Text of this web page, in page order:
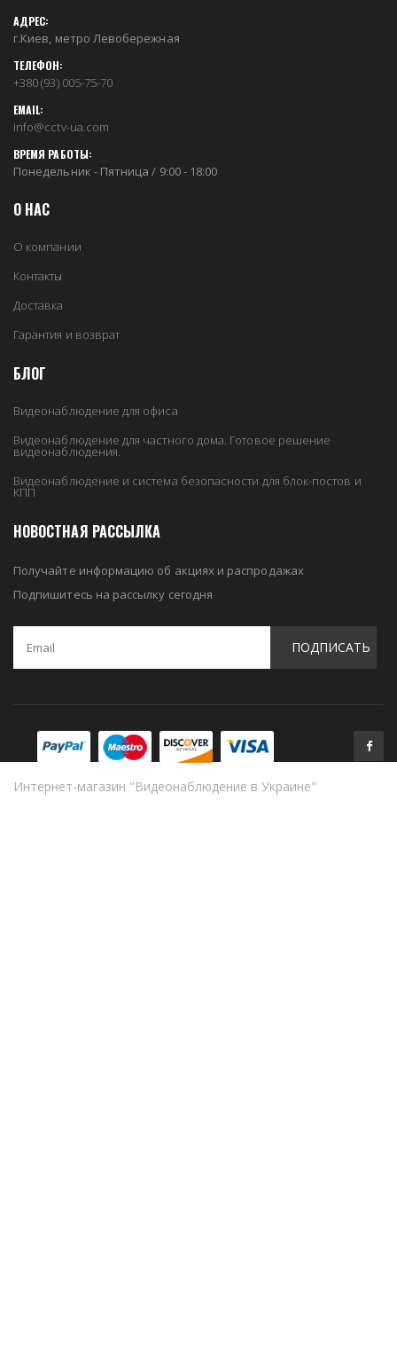
АДРЕС:
г.Киев, метро Левобережная
ТЕЛЕФОН:
+380 (93) 005-75-70
EMAIL:
info@cctv-ua.com
ВРЕМЯ РАБОТЫ:
Понедельник - Пятница / 9:00 - 18:00
О НАС
О компании
Контакты
Доставка
Гарантия и возврат
БЛОГ
Видеонаблюдение для офиса
Видеонаблюдение для частного дома. Готовое решение
видеонаблюдения.
Видеонаблюдение и система безопасности для блок-постов и
КПП
НОВОСТНАЯ РАССЫЛКА
Получайте информацию об акциях и распродажах
Подпишитесь на рассылку сегодня
ПОДПИСАТЬ
Интернет-магазин "Видеонаблюдение в Украине"